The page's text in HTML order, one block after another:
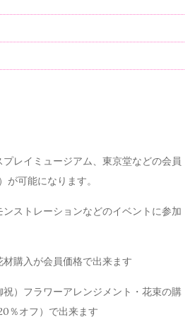
レイミュージアム、東京堂などの会員
が可能になります。
ストレーションなどのイベントに参加
購入が会員価格で出来ます
）フラワーアレンジメント・花束の購
％オフ）で出来ます